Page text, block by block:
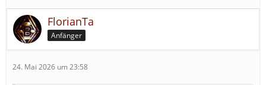
FlorianTa
Anfänger
24. Mai 2026 um 23:58